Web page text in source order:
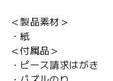
＜製品素材＞
・紙
＜付属品＞
・ピース請求はがき